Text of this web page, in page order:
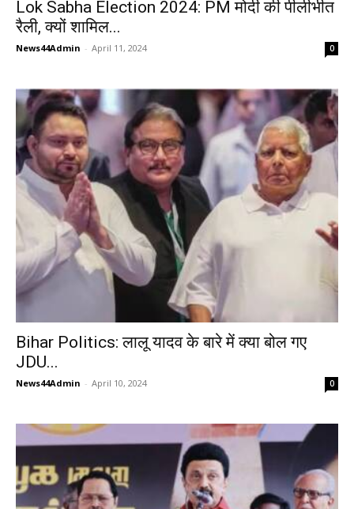
Lok Sabha Election 2024: PM मोदी की पीलीभीत
रैली, क्यों शामिल...
News44Admin - April 11, 2024 0
Bihar Politics: लालू यादव के बारे में क्या बोल गए
JDU...
News44Admin - April 10, 2024 0